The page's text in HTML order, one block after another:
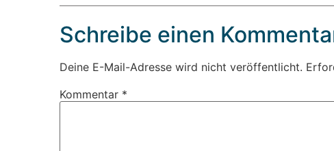
Schreibe einen
Deine E-Mail-Adresse wird nicht veröffentlicht.
Kommentar *